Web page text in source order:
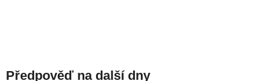
Předpověď na další dny